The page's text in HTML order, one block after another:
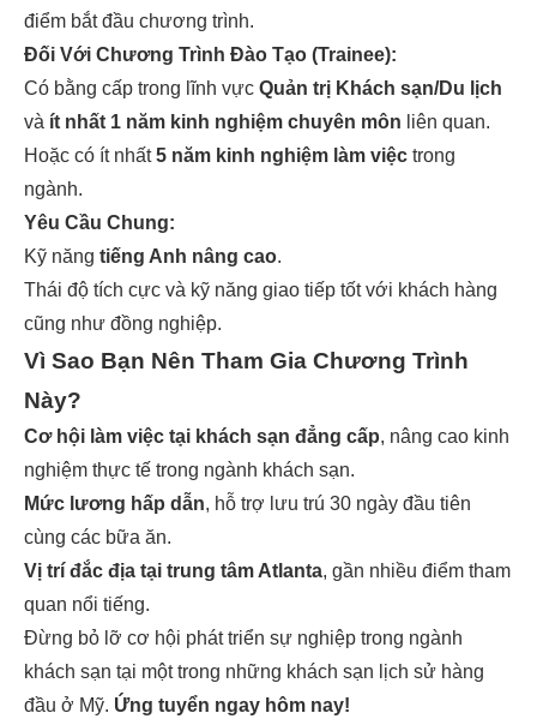
điểm bắt đầu chương trình.
Đối Với Chương Trình Đào Tạo (Trainee):
Có bằng cấp trong lĩnh vực Quản trị Khách sạn/Du lịch
và ít nhất 1 năm kinh nghiệm chuyên môn liên quan.
Hoặc có ít nhất5 năm kinh nghiệm làm việc trong
ngành.
Yêu Cầu Chung:
Kỹ năng tiếng Anh nâng cao.
Thái độ tích cực và kỹ năng giao tiếp tốt với khách hàng
cũng như đồng nghiệp.
Vì Sao Bạn Nên Tham Gia Chương Trình
Này?
Cơ hội làm việc tại khách sạn đẳng cấp, nâng cao kinh
nghiệm thực tế trong ngành khách sạn.
Mức lương hấp dẫn, hỗ trợ lưu trú 30 ngày đầu tiên
cùng các bữa ăn.
Vị trí đắc địa tại trung tâm Atlanta, gần nhiều điểm tham
quan nổi tiếng.
Đừng bỏ lỡ cơ hội phát triển sự nghiệp trong ngành
khách sạn tại một trong những khách sạn lịch sử hàng
đầu ở Mỹ. Ứng tuyển ngay hôm nay!